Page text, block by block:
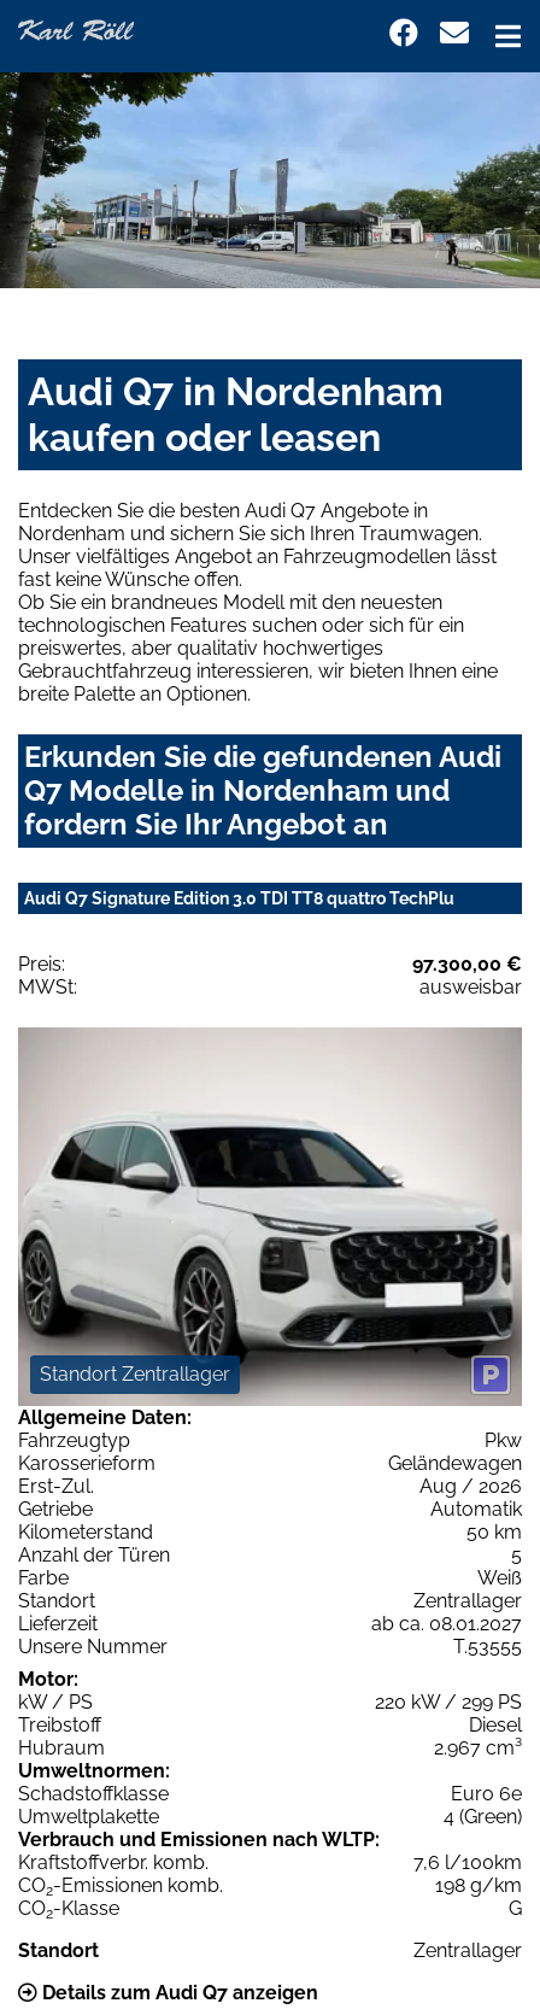
Audi Q7 in Nordenham
kaufen oder leasen
Entdecken Sie die besten Audi Q7 Angebote in
Nordenham und sichern Sie sich Ihren Traumwagen.
Unser vielfältiges Angebot an Fahrzeugmodellen lässt
fast keine Wünsche offen.
Ob Sie ein brandneues Modell mit den neuesten
technologischen Features suchen oder sich für ein
preiswertes, aber qualitativ hochwertiges
Gebrauchtfahrzeug interessieren, wir bieten Ihnen eine
breite Palette an Optionen.
Erkunden Sie die gefundenen Audi
Q7 Modelle in Nordenham und
fordern Sie Ihr Angebot an
Audi Q7 Signature Edition 3.0 TDI TT8 quattro TechPlu
Preis:
97.300,00 €
MWSt:
ausweisbar
Standort Zentrallager
Allgemeine Daten:
Fahrzeugtyp
Pkw
Karosserieform
Geländewagen
Erst-Zul.
Aug / 2026
Getriebe
Automatik
Kilometerstand
50 km
Anzahl der Türen
5
Farbe
Weiß
Standort
Zentrallager
Lieferzeit
ab ca. 08.01.2027
Unsere Nummer
T.53555
Motor:
kW / PS
220 kW / 299 PS
Treibstoff
Diesel
Hubraum
2.967 cm³
Umweltnormen:
Schadstoffklasse
Euro 6e
Umweltplakette
4 (Green)
Verbrauch und Emissionen nach WLTP:
Kraftstoffverbr. komb.
7,6 l/100km
CO2-Emissionen komb.
198 g/km
CO2-Klasse
G
Standort
Zentrallager
Details zum Audi Q7 anzeigen